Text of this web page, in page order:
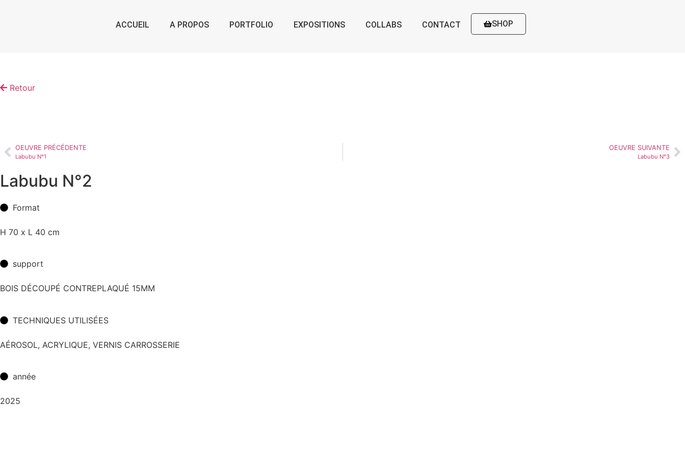
ACCUEIL A PROPOS PORTFOLIO EXPOSITIONS COLLABS CONTACT SHOP
Retour
OEUVRE PRÉCÉDENTE
Labubu N°1
OEUVRE SUIVANTE
Labubu N°3
Labubu N°2
Format
H 70 x L 40 cm
support
BOIS DÉCOUPÉ CONTREPLAQUÉ 15MM
TECHNIQUES UTILISÉES
AÉROSOL, ACRYLIQUE, VERNIS CARROSSERIE
année
2025